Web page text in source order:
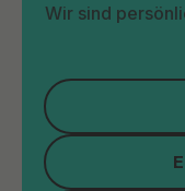
Wir sind